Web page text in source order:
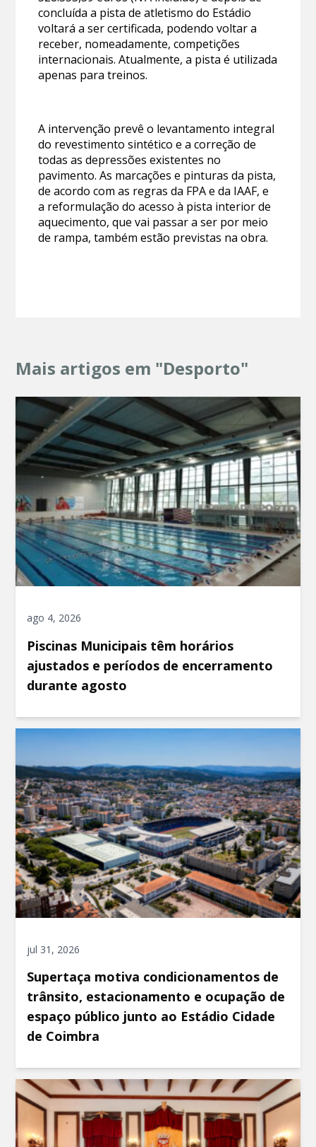
concluída a pista de atletismo do Estádio
voltará a ser certificada, podendo voltar a
receber, nomeadamente, competições
internacionais. Atualmente, a pista é utilizada
apenas para treinos.
A intervenção prevê o levantamento integral
do revestimento sintético e a correção de
todas as depressões existentes no
pavimento. As marcações e pinturas da pista,
de acordo com as regras da FPA e da IAAF, e
a reformulação do acesso à pista interior de
aquecimento, que vai passar a ser por meio
de rampa, também estão previstas na obra.
Mais artigos em "Desporto"
ago 4, 2026
Piscinas Municipais têm horários
ajustados e períodos de encerramento
durante agosto
jul 31, 2026
Supertaça motiva condicionamentos de
trânsito, estacionamento e ocupação de
espaço público junto ao Estádio Cidade
de Coimbra